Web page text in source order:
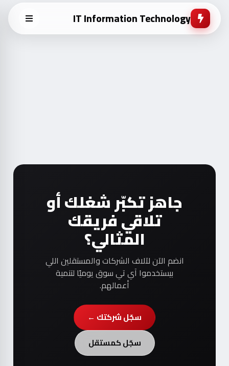
IT Information Technology
جاهز تكبّر شغلك أو
تلاقي فريقك
المثالي؟
انضم الآن لآلاف الشركات والمستقلين اللي
بيستخدموا آي تي سوق يوميًا لتنمية
أعمالهم.
سجّل شركتك ←
سجّل كمستقل